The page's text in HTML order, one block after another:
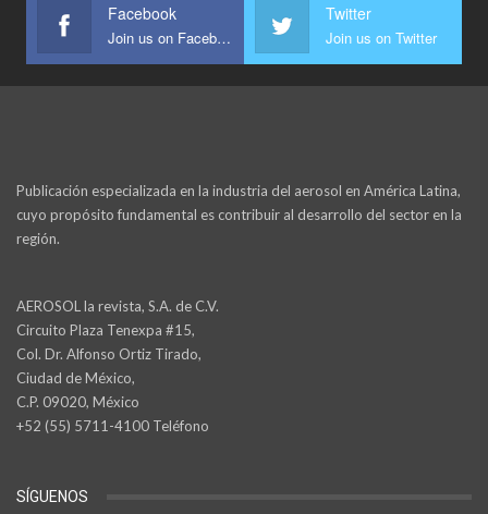
Facebook
Join us on Facebook
Twitter
Join us on Twitter
Publicación especializada en la industria del aerosol en América Latina,
cuyo propósito fundamental es contribuir al desarrollo del sector en la
región.
AEROSOL la revista, S.A. de C.V.
Circuito Plaza Tenexpa #15,
Col. Dr. Alfonso Ortiz Tirado,
Ciudad de México,
C.P. 09020, México
+52 (55) 5711-4100 Teléfono
SÍGUENOS